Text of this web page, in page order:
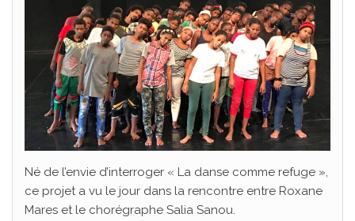
Né de l’envie d’interroger « La danse comme refuge »,
ce projet a vu le jour dans la rencontre entre Roxane
Mares et le chorégraphe Salia Sanou.